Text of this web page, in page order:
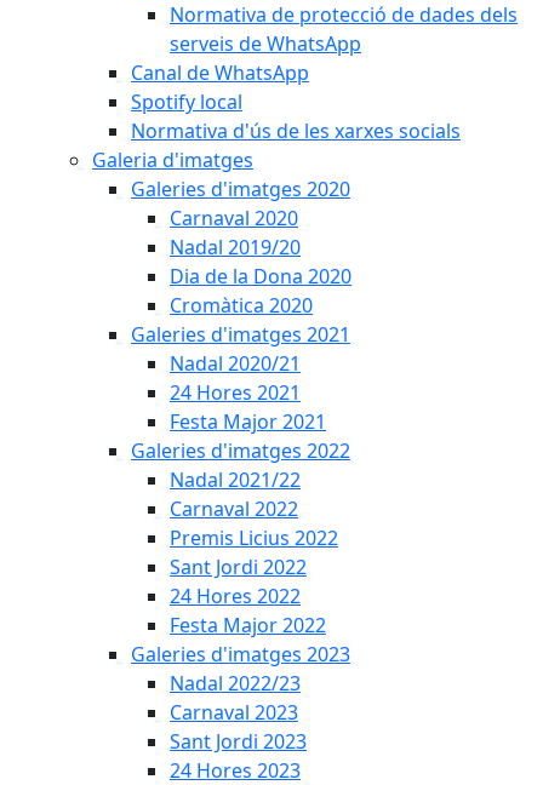
Normativa de protecció de dades dels
serveis de WhatsApp
Canal de WhatsApp
Spotify local
Normativa d'ús de les xarxes socials
Galeria d'imatges
Galeries d'imatges 2020
Carnaval 2020
Nadal 2019/20
Dia de la Dona 2020
Cromàtica 2020
Galeries d'imatges 2021
Nadal 2020/21
24 Hores 2021
Festa Major 2021
Galeries d'imatges 2022
Nadal 2021/22
Carnaval 2022
Premis Licius 2022
Sant Jordi 2022
24 Hores 2022
Festa Major 2022
Galeries d'imatges 2023
Nadal 2022/23
Carnaval 2023
Sant Jordi 2023
24 Hores 2023